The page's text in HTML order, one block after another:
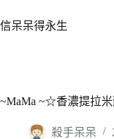
至
信呆呆得永生
~MaMa ~☆香濃提拉
殺手呆呆